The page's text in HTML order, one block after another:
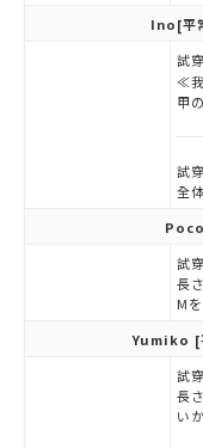
Ino[平
試
≪
甲
試
全
Poco
試
長
M
Yumiko [
試
長
い